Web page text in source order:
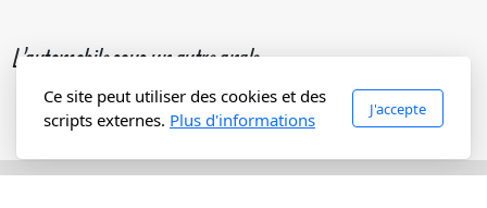
L'automobile sous un autre angle.
Ce site peut utiliser des cookies et des
scripts externes. Plus d'informations
J'accepte